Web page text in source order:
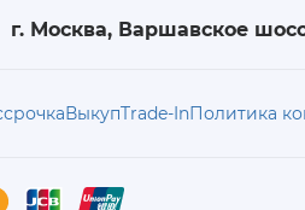
г. Москва, Варшавское
ВыкупTrade-InПолитика